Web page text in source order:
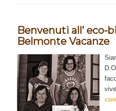
Benvenuti all’ eco-
Belmonte Vacanze